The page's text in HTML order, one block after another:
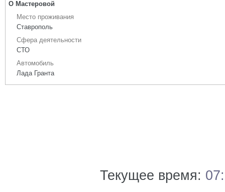
О Мастеровой
Место проживания
Ставрополь
Сфера деятельности
СТО
Автомобиль
Лада Гранта
Текущее время: